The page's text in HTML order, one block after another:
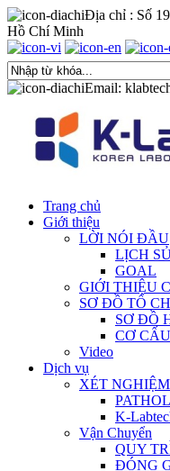
Địa chỉ : Số
Hồ Chí Minh
Email:
Trang chủ
Giới thiệu
LỜI NÓI ĐẦU
LỊCH
GOAL
GIỚI THIỆU
SƠ ĐỒ TỔ
SƠ ĐỒ
CƠ
Video
Dịch vụ
XÉT NGHIỆM
K-
Vận Chuyển
QUY
ĐÓNG